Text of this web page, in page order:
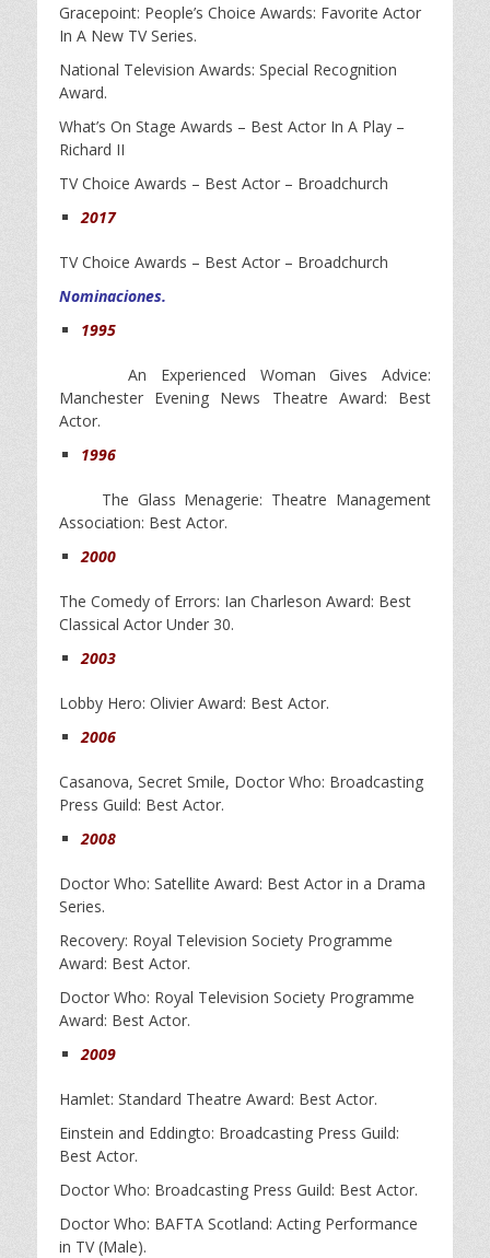
Gracepoint: People’s Choice Awards: Favorite Actor
In A New TV Series.
National Television Awards: Special Recognition
Award.
What’s On Stage Awards – Best Actor In A Play –
Richard II
TV Choice Awards – Best Actor – Broadchurch
2017
TV Choice Awards – Best Actor – Broadchurch
Nominaciones.
1995
An Experienced Woman Gives Advice:
Manchester Evening News Theatre Award: Best
Actor.
1996
The Glass Menagerie: Theatre Management
Association: Best Actor.
2000
The Comedy of Errors: Ian Charleson Award: Best
Classical Actor Under 30.
2003
Lobby Hero: Olivier Award: Best Actor.
2006
Casanova, Secret Smile, Doctor Who: Broadcasting
Press Guild: Best Actor.
2008
Doctor Who: Satellite Award: Best Actor in a Drama
Series.
Recovery: Royal Television Society Programme
Award: Best Actor.
Doctor Who: Royal Television Society Programme
Award: Best Actor.
2009
Hamlet: Standard Theatre Award: Best Actor.
Einstein and Eddingto: Broadcasting Press Guild:
Best Actor.
Doctor Who: Broadcasting Press Guild: Best Actor.
Doctor Who: BAFTA Scotland: Acting Performance
in TV (Male).